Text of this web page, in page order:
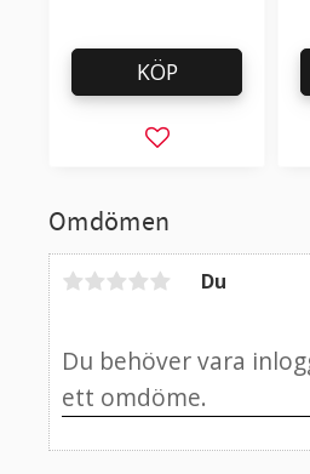
Omdömen
Du
Lägg till i favoriter
KÖP